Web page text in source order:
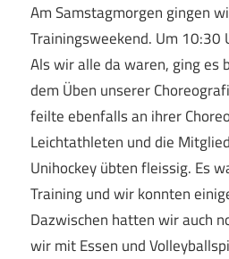
Am Samstagmorgen gingen
Trainingsweekend. Um 10:30
Als wir alle da waren, ging es
dem Üben unserer
feilte ebenfalls an ihrer
Leichtathleten und die
Unihockey übten fleissig. Es
Training und wir konnten
Dazwischen hatten wir auch
wir mit Essen und